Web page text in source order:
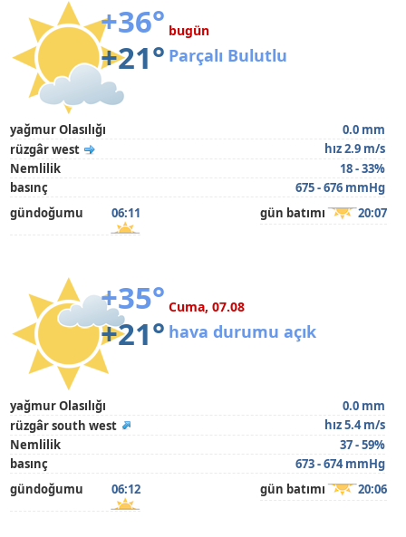
+36°
+21°
bugün
Parçalı Bulutlu
yağmur Olasılığı
0.0 mm
rüzgâr west
hız 2.9 m/s
Nemlilik
18 - 33%
basınç
675 - 676 mmHg
gündoğumu
06:11 gün batımı 20:07
+35°
+21°
Cuma, 07.08
hava durumu açık
yağmur Olasılığı
0.0 mm
rüzgâr south west
hız 5.4 m/s
Nemlilik
37 - 59%
basınç
673 - 674 mmHg
gündoğumu
06:12 gün batımı 20:06